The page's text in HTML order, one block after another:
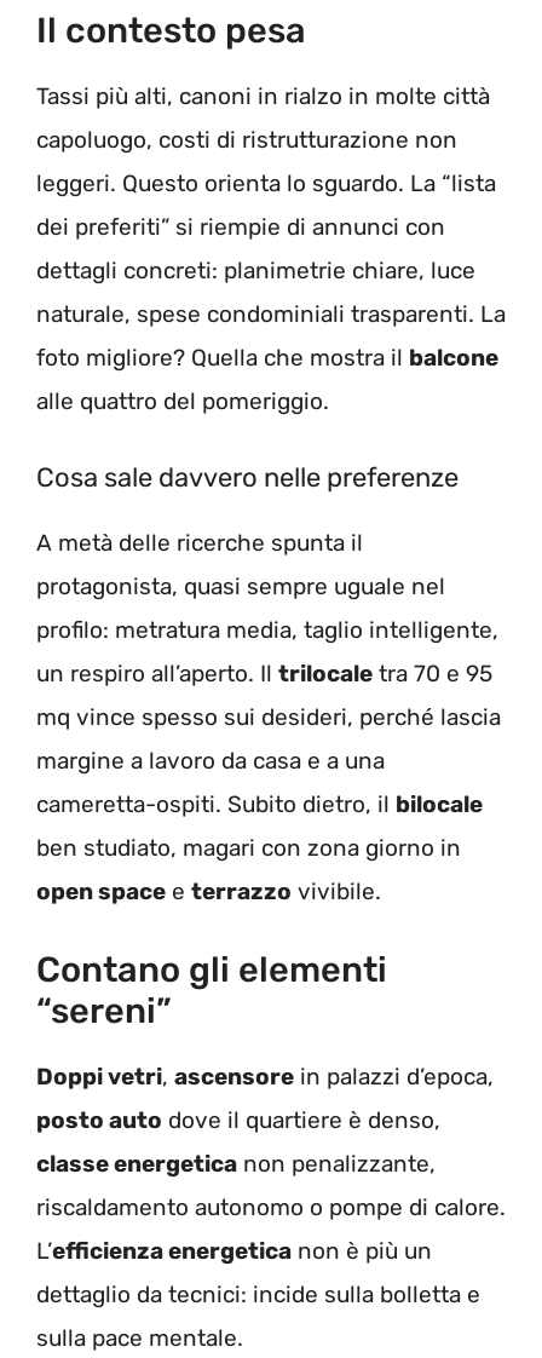
Il contesto pesa
Tassi più alti, canoni in rialzo in molte città
capoluogo, costi di ristrutturazione non
leggeri. Questo orienta lo sguardo. La “lista
dei preferiti” si riempie di annunci con
dettagli concreti: planimetrie chiare, luce
naturale, spese condominiali trasparenti. La
foto migliore? Quella che mostra il balcone
alle quattro del pomeriggio.
Cosa sale davvero nelle preferenze
A metà delle ricerche spunta il
protagonista, quasi sempre uguale nel
profilo: metratura media, taglio intelligente,
un respiro all’aperto. Il trilocale tra 70 e 95
mq vince spesso sui desideri, perché lascia
margine a lavoro da casa e a una
cameretta-ospiti. Subito dietro, il bilocale
ben studiato, magari con zona giorno in
open space e terrazzo vivibile.
Contano gli elementi
“sereni”
Doppi vetri, ascensore in palazzi d’epoca,
posto auto dove il quartiere è denso,
classe energetica non penalizzante,
riscaldamento autonomo o pompe di calore.
L’efficienza energetica non è più un
dettaglio da tecnici: incide sulla bolletta e
sulla pace mentale.